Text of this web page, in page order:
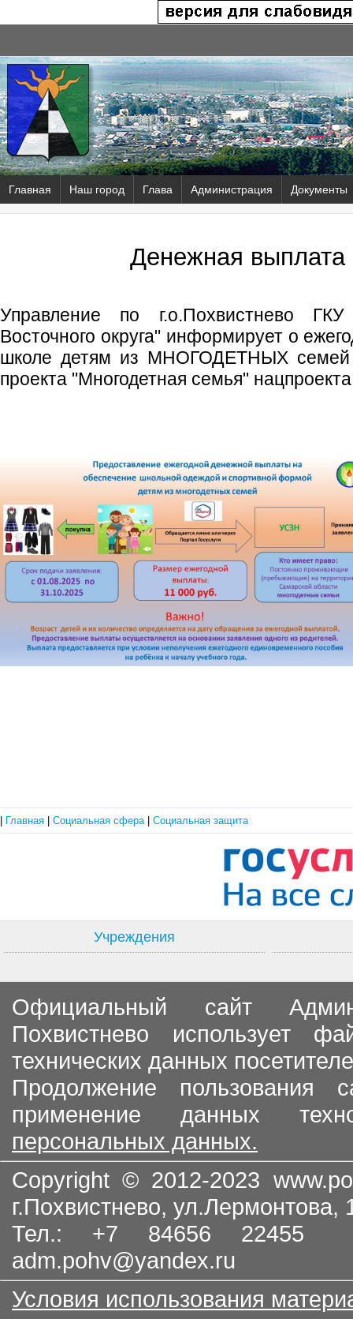
Главная Наш город Глава Администрация Документы
Денежная выплата
Управление по г.о.Похвистнево
Восточного округа" информирует о
школе детям из МНОГОДЕТНЫХ семей
проекта "Многодетная семья"
Главная Социальная сфера Социальная защита
Учреждения
Официальный сайт
Похвистнево использует
технических данных
Продолжение пользования
применение данных
персональных данных.
Copyright © 2012-2023
г.Похвистнево, ул.Лермонтова,
Тел.: +7 84656
adm.pohv@yandex.ru
Условия использования